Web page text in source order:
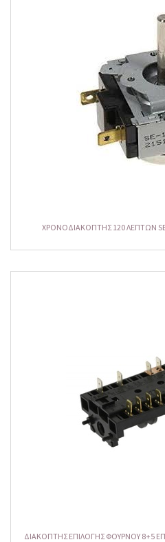
ΧΡΟΝΟΔΙΑΚΟΠΤΗΣ 120 ΛΕΠΤΩΝ
ΔΙΑΚΟΠΤΗΣ ΕΠΙΛΟΓΗΣ ΦΟΥΡΝΟΥ 8+5